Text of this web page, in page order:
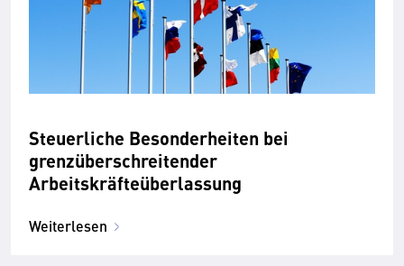
Steuerliche Besonderheiten bei
grenzüberschreitender
Arbeitskräfteüberlassung
Weiterlesen